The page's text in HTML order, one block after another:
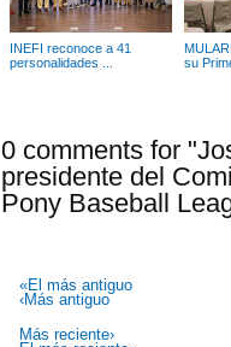
INEFI reconoce a 41
personalidades ...
su
0 comments for
presidente del
Pony Baseball
«El más antiguo
‹Más antiguo
Más reciente›